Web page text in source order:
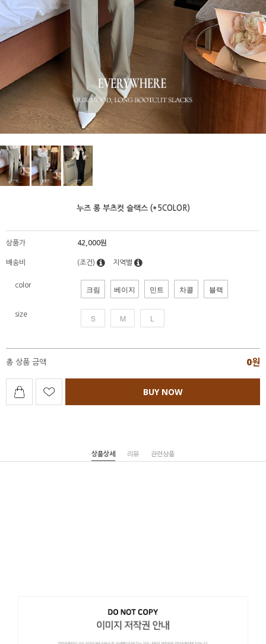
누즈 롱 부츠컷 슬랙스 (*5COLOR)
상품가 42,000원
배송비 (조건) 지역별
color 크림 베이지 민트 차콜 블랙
size S M L
총 상품 금액 0원
BUY NOW
상품상세 리뷰 관련상품